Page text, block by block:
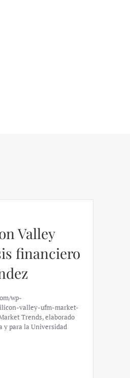
Valley
financiero
wp-
valley-ufm-market-
Trends, elaborado
y para la Universidad